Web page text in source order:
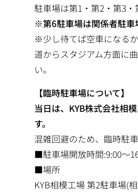
駐車場は第1・第2・第3
※第6駐車場は関係者駐
※少し待てば空車になる
道からスタジアム方面に
い。
【臨時駐車場について】
当日は、KYB株式会社相
す。
混雑回避のため、臨時駐
■駐車場開放時間:9:00～
■場所
KYB相模工場 第2駐車場(